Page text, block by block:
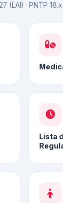
(LAI) · PNTP
Lista